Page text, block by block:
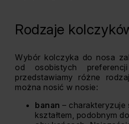
Rodzaje
Wybór kolczyka do nosa
od osobistych
przedstawiamy różne
można nosić w nosie:
banan – charakteryzuje
kształtem, podobnym